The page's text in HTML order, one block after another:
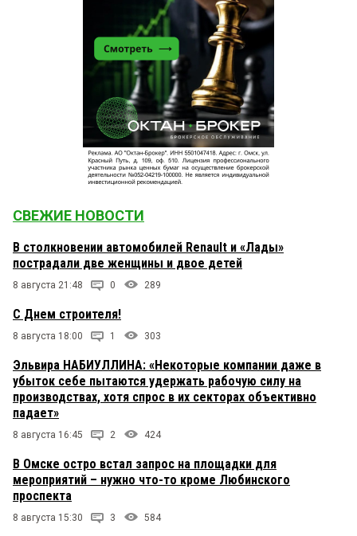
СВЕЖИЕ НОВОСТИ
В столкновении автомобилей Renault и «Лады»
пострадали две женщины и двое детей
8 августа 21:48 0 289
С Днем строителя!
8 августа 18:00 1 303
Эльвира НАБИУЛЛИНА: «Некоторые компании даже в
убыток себе пытаются удержать рабочую силу на
производствах, хотя спрос в их секторах объективно
падает»
8 августа 16:45 2 424
В Омске остро встал запрос на площадки для
мероприятий – нужно что-то кроме Любинского
проспекта
8 августа 15:30 3 584